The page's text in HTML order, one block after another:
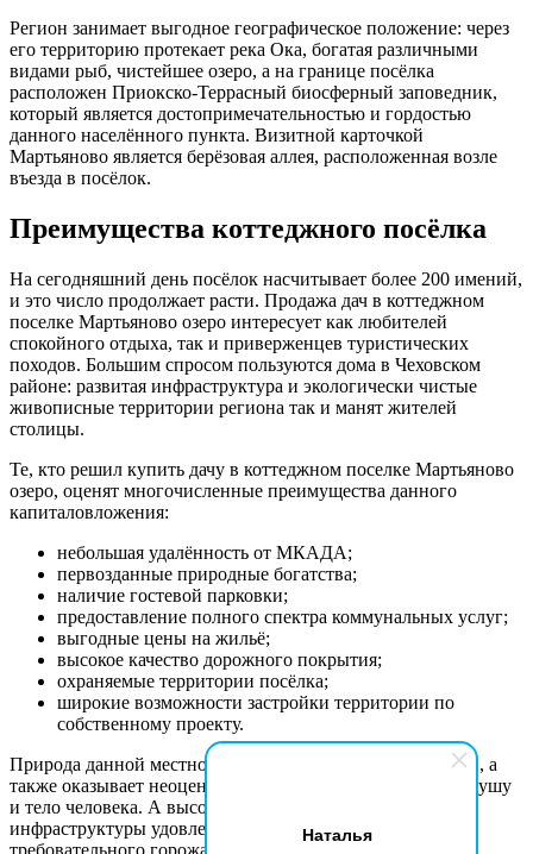
Наталья
Регион занимает выгодное географическое положение: через
его территорию протекает река Ока, богатая различными
видами рыб, чистейшее озеро, а на границе посёлка
расположен Приокско-Террасный биосферный заповедник,
который является достопримечательностью и гордостью
данного населённого пункта. Визитной карточкой
Мартьяново является берёзовая аллея, расположенная возле
въезда в посёлок.
Преимущества коттеджного посёлка
На сегодняшний день посёлок насчитывает более 200 имений,
и это число продолжает расти. Продажа дач в коттеджном
поселке Мартьяново озеро интересует как любителей
спокойного отдыха, так и приверженцев туристических
походов. Большим спросом пользуются дома в Чеховском
районе: развитая инфраструктура и экологически чистые
живописные территории региона так и манят жителей
столицы.
Те, кто решил купить дачу в коттеджном поселке Мартьяново
озеро, оценят многочисленные преимущества данного
капиталовложения:
небольшая удалённость от МКАДА;
первозданные природные богатства;
наличие гостевой парковки;
предоставление полного спектра коммунальных услуг;
выгодные цены на жильё;
высокое качество дорожного покрытия;
охраняемые территории посёлка;
широкие возможности застройки территории по
собственному проекту.
Природа данной местности завораживает своей красотой, а
также оказывает неоценимое, благотворное влияние на душу
и тело человека. А высокий уровень развития
инфраструктуры удовлетворит потребности даже самого